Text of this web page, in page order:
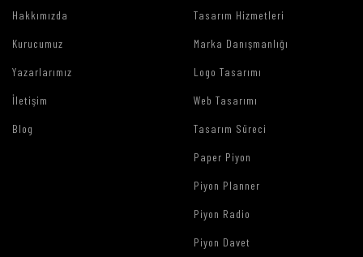
Hakkımızda
Kurucumuz
Yazarlarımız
İletişim
Blog
Tasarım Hizmetleri
Marka Danışmanlığı
Logo Tasarımı
Web Tasarımı
Tasarım Süreci
Paper Piyon
Piyon Planner
Piyon Radio
Piyon Davet